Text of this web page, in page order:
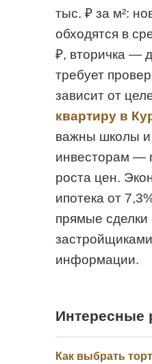
тыс. ₽ за м²:
обходятся в
₽, вторичка —
требует
зависит от
квартиру в
важны школы и
инвесторам —
роста цен.
ипотека от
прямые сделки
информации.
Интересные
Как выбрать